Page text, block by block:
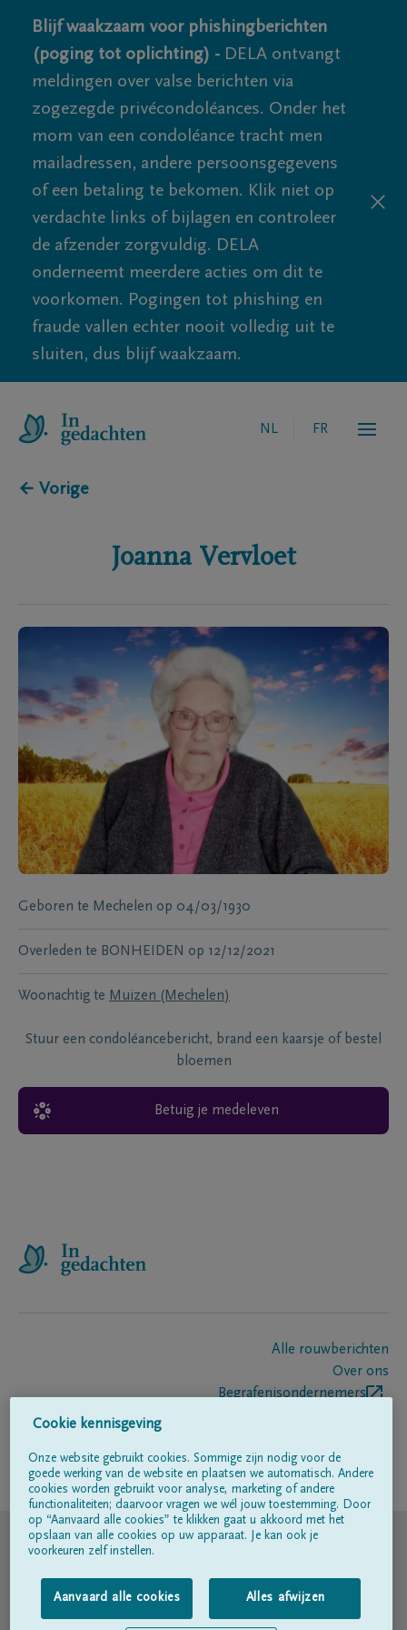
Blijf waakzaam voor phishingberichten
(poging tot oplichting) - DELA ontvangt
meldingen over valse berichten via
zogezegde privécondoléances. Onder het
mom van een condoléance tracht men
mailadressen, andere persoonsgegevens
of een betaling te bekomen. Klik niet op
verdachte links of bijlagen en controleer
de afzender zorgvuldig. DELA
onderneemt meerdere acties om dit te
voorkomen. Pogingen tot phishing en
fraude vallen echter nooit volledig uit te
sluiten, dus blijf waakzaam.
NL FR
← Vorige
Joanna Vervloet
Geboren te Mechelen op 04/03/1930
Overleden te BONHEIDEN op 12/12/2021
Woonachtig te Muizen (Mechelen)
Stuur een condoléancebericht, brand een kaarsje of bestel
bloemen
Betuig je medeleven
Alle rouwberichten
Over ons
Begrafenisondernemers
Volg ons op
© DELA
Gebruiksvoorwaarden
Privacyverklaring
Cookie kennisgeving
Onze website gebruikt cookies. Sommige zijn nodig voor de
goede werking van de website en plaatsen we automatisch. Andere
cookies worden gebruikt voor analyse, marketing of andere
functionaliteiten; daarvoor vragen we wél jouw toestemming. Door
op “Aanvaard alle cookies” te klikken gaat u akkoord met het
opslaan van alle cookies op uw apparaat. Je kan ook je
voorkeuren zelf instellen.
Aanvaard alle cookies Alles afwijzen